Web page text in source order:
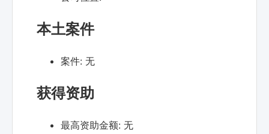
本土案件
案件: 无
获得资助
最高资助金额: 无